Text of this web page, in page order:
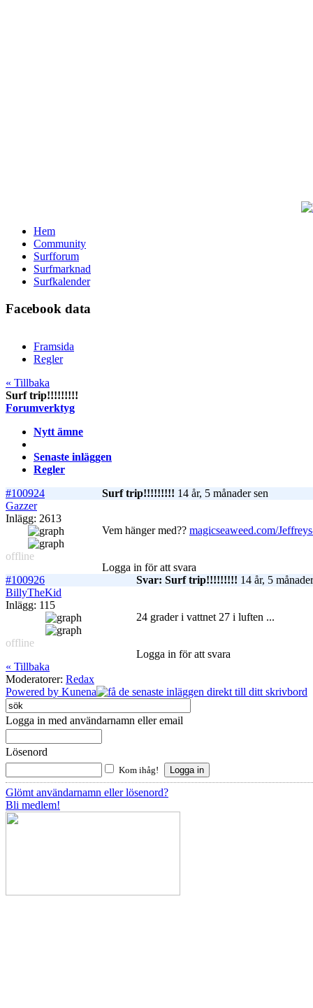
Hem
Community
Surfforum
Surfmarknad
Surfkalender
Facebook data
Framsida
Regler
« Tillbaka
Surf trip!!!!!!!!!
Forumverktyg
Nytt ämne
Senaste inläggen
Regler
#100924
Surf trip!!!!!!!!! 14 år, 5 månader sen
Gazzer
Inlägg: 2613
offline
Vem hänger med?? magicseaweed.com/
Logga in för att svara
#100926
Svar: Surf trip!!!!!!!!! 14 år, 5
BillyTheKid
Inlägg: 115
offline
24 grader i vattnet 27 i luften ...
Logga in för att svara
« Tillbaka
Moderatorer: Redax
Powered by Kunena
Logga in med användarnamn eller email
Lösenord
Kom ihåg!
Glömt användarnamn eller lösenord?
Bli medlem!